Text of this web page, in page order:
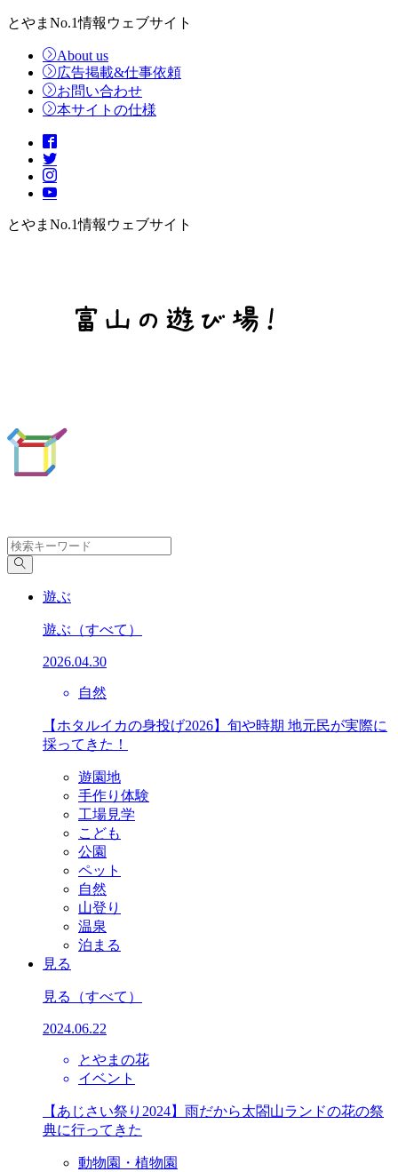
とやまNo.1情報ウェブサイト
About us
広告掲載&仕事依頼
お問い合わせ
本サイトの仕様
とやまNo.1情報ウェブサイト
遊ぶ
遊ぶ （すべて）
2026.04.30
自然
【ホタルイカの身投げ2026】旬や時期 地元民が実際に
採ってきた！
遊園地
手作り体験
工場見学
こども
公園
ペット
自然
山登り
温泉
泊まる
見る
見る （すべて）
2024.06.22
とやまの花
イベント
【あじさい祭り2024】雨だから太閤山ランドの花の祭
典に行ってきた
動物園・植物園